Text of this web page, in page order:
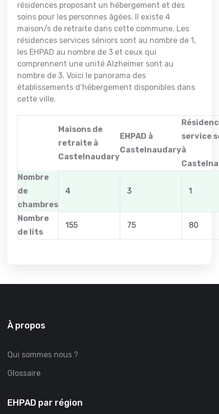
résidences proposant un hébergement et des
soins pour les personnes âgées. Il existe 4
maison/s de retraite dans cette commune. Les
résidences services séniors sont au nombre de 1,
les EHPAD au nombre de 3 et ceux qui
comprennent une unité Alzheimer sont au
nombre de 3. Voici le panorama des
établissements d’hébergement disponibles dans
cette ville.
Maisons de
retraite à
Castelnaudary
EHPAD à
Castelnaudary
service
à
Nombre
de
chambres
4 3 1
Nombre
de lits
155 75 80
À propos
Qui sommes nous ?
Glossaire
EHPAD par région